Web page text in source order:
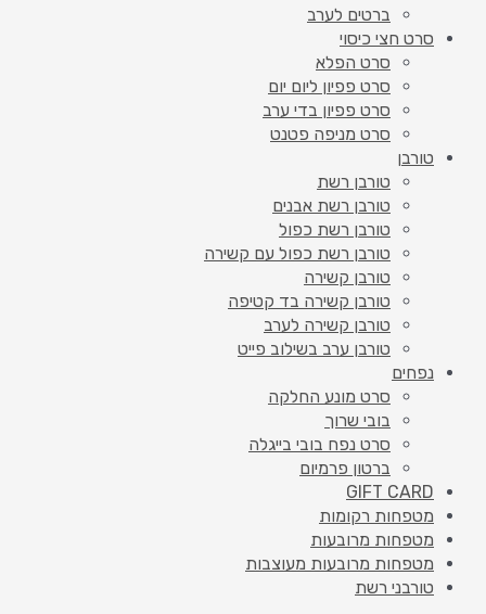
ברטים לערב
סרט חצי כיסוי
סרט הפלא
סרט פפיון ליום יום
סרט פפיון בדי ערב
סרט מניפה פטנט
טורבן
טורבן רשת
טורבן רשת אבנים
טורבן רשת כפול
טורבן רשת כפול עם קשירה
טורבן קשירה
טורבן קשירה בד קטיפה
טורבן קשירה לערב
טורבן ערב בשילוב פייט
נפחים
סרט מונע החלקה
בובי שרוך
סרט נפח בובי בייגלה
ברטון פרמיום
GIFT CARD
מטפחות רקומות
מטפחות מרובעות
מטפחות מרובעות מעוצבות
טורבני רשת